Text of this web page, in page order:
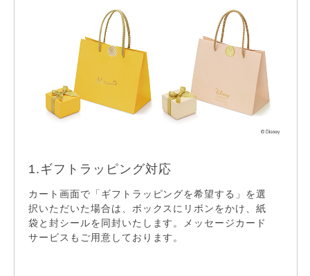
ケイウノのサービス
無料手打ち刻印サービス
※一部対象外
ギフトラッピング
22,000円以上送料無料
1.ギフトラッピング対応
カート画面で「ギフトラッピングを希望する」を選
択いただいた場合は、ボックスにリボンをかけ、紙
袋と封シールを同封いたします。メッセージカード
サービスもご用意しております。